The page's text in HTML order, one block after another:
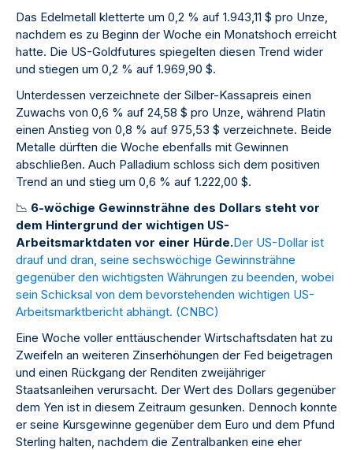
Das Edelmetall kletterte um 0,2 % auf 1.943,11 $ pro Unze,
nachdem es zu Beginn der Woche ein Monatshoch erreicht
hatte. Die US-Goldfutures spiegelten diesen Trend wider
und stiegen um 0,2 % auf 1.969,90 $.
Unterdessen verzeichnete der Silber-Kassapreis einen
Zuwachs von 0,6 % auf 24,58 $ pro Unze, während Platin
einen Anstieg von 0,8 % auf 975,53 $ verzeichnete. Beide
Metalle dürften die Woche ebenfalls mit Gewinnen
abschließen. Auch Palladium schloss sich dem positiven
Trend an und stieg um 0,6 % auf 1.222,00 $.
📉 6-wöchige Gewinnsträhne des Dollars steht vor
dem Hintergrund der wichtigen US-
Arbeitsmarktdaten vor einer Hürde.Der US-Dollar ist
drauf und dran, seine sechswöchige Gewinnsträhne
gegenüber den wichtigsten Währungen zu beenden, wobei
sein Schicksal von dem bevorstehenden wichtigen US-
Arbeitsmarktbericht abhängt. (CNBC)
Eine Woche voller enttäuschender Wirtschaftsdaten hat zu
Zweifeln an weiteren Zinserhöhungen der Fed beigetragen
und einen Rückgang der Renditen zweijähriger
Staatsanleihen verursacht. Der Wert des Dollars gegenüber
dem Yen ist in diesem Zeitraum gesunken. Dennoch konnte
er seine Kursgewinne gegenüber dem Euro und dem Pfund
Sterling halten, nachdem die Zentralbanken eine eher